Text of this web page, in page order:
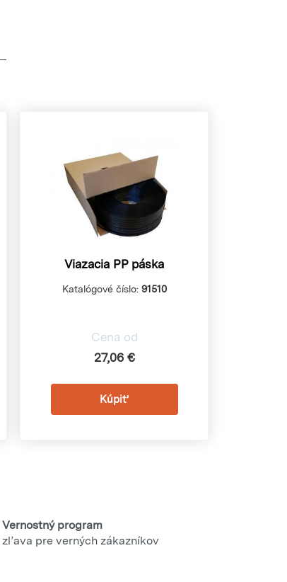
Viazacia PP páska
Katalógové číslo: 91510
Cena od
27,06 €
Vernostný program
zľava pre verných zákazníkov